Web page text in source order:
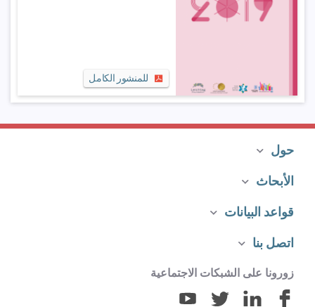
للمنشور الكامل
حول
الأبحاث
قواعد البيانات
اتصل بنا
زورونا على الشبكات الاجتماعية